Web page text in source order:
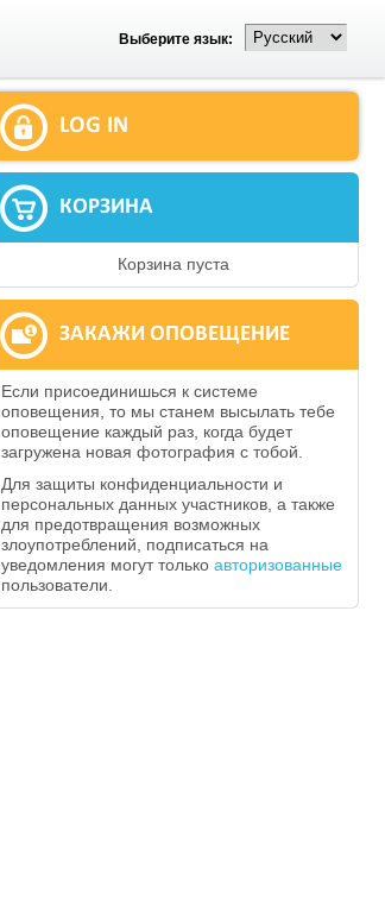
Выберите язык:
LOG IN
КОРЗИНА
Корзина пуста
ЗАКАЖИ ОПОВЕЩЕНИЕ
Если присоединишься к системе
оповещения, то мы станем высылать тебе
оповещение каждый раз, когда будет
загружена новая фотография с тобой.
Для защиты конфиденциальности и
персональных данных участников, а также
для предотвращения возможных
злоупотреблений, подписаться на
уведомления могут только авторизованные
пользователи.